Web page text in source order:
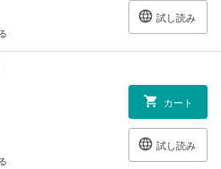
試し読み
カート
試し読み